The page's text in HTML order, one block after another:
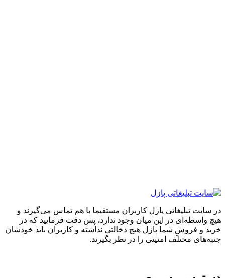
تبلیغاتی پازل کاربران مستقیما با هم تماس می‌گیرند و
در این میان وجود ندارد، پس دقت فرمایید که در
و فروشِ شما پازل هیچ دخالتی نداشته و کاربران باید خودشان
مختلف امنیتی را در نظر بگیرند.